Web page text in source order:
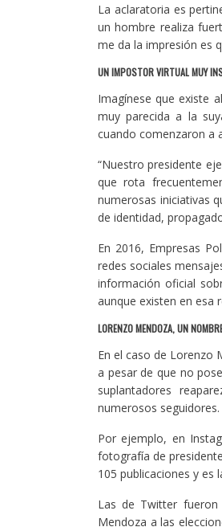
La aclaratoria es
un hombre realiza
me da la impresión es
UN IMPOSTOR VIRTUAL MUY
Imagínese que existe
muy parecida a la
cuando comenzaron a
“Nuestro presidente
que rota
numerosas iniciativas
de identidad,
En 2016, Empresas
redes sociales
información oficial
aunque existen en esa
LORENZO MENDOZA, UN
En el caso de Lorenzo
a pesar de que no
suplantadores
numerosos seguidores.
Por ejemplo, en
fotografía de
105 publicaciones y es
Las de Twitter
Mendoza a las